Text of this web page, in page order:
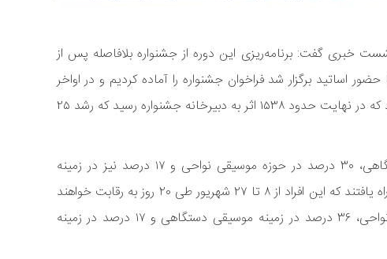
خبری گفت: برنامه‌ریزی این دوره از جشنواره بلافاصله پس از
اساتید برگزار شد فراخوان جشنواره را آماده کردیم و در اواخر
زمستان سال ۱۳۹۵ آن را منتشر کردیم. مهلت ارسال آثار به جشنواره تا ۳۱ تیر امسال بود که در نهایت حدود ۱۵۳۸ اثر به دبیرخانه جشنواره رسید که رشد ۲۵
وی در ادامه افزود: از میان آثار رسیده حدود ۵۳ درصد آثار در بخش موسیقی دستگاهی، ۳۰ درصد در حوزه موسیقی نواحی و ۱۷ درصد نیز در زمینه
موسیقی کلاسیک بودند. بعد از انجام داروی‌ها حدود ۵۰۰ نفر به مرحله نهایی جشنواره راه یافتند که این افراد از ۸ تا ۲۷ شهریور طی ۲۰ روز به رقابت خواهند
پرداخت. از میان آثار راه یافته به مرحله نهایی نیز ۴۶ درصد آثار در حوزه موسیقی نواحی، ۳۶ درصد در زمینه موسیقی دستگاهی و ۱۷ درصد در زمینه